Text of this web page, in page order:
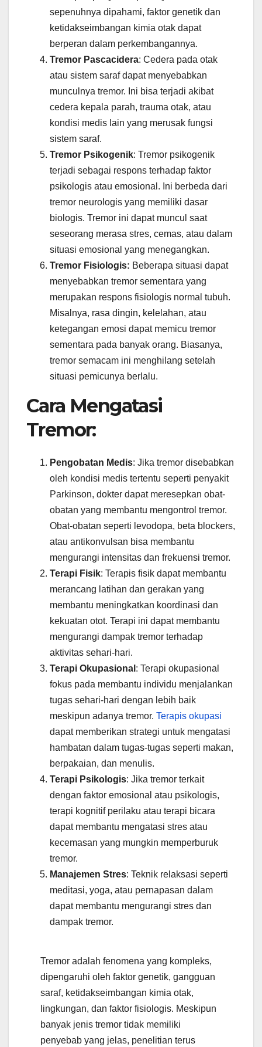
sepenuhnya dipahami, faktor genetik dan
ketidakseimbangan kimia otak dapat
berperan dalam perkembangannya.
Tremor Pascacidera: Cedera pada otak
atau sistem saraf dapat menyebabkan
munculnya tremor. Ini bisa terjadi akibat
cedera kepala parah, trauma otak, atau
kondisi medis lain yang merusak fungsi
sistem saraf.
Tremor Psikogenik: Tremor psikogenik
terjadi sebagai respons terhadap faktor
psikologis atau emosional. Ini berbeda dari
tremor neurologis yang memiliki dasar
biologis. Tremor ini dapat muncul saat
seseorang merasa stres, cemas, atau dalam
situasi emosional yang menegangkan.
Tremor Fisiologis: Beberapa situasi dapat
menyebabkan tremor sementara yang
merupakan respons fisiologis normal tubuh.
Misalnya, rasa dingin, kelelahan, atau
ketegangan emosi dapat memicu tremor
sementara pada banyak orang. Biasanya,
tremor semacam ini menghilang setelah
situasi pemicunya berlalu.
Cara Mengatasi
Tremor:
Pengobatan Medis: Jika tremor disebabkan
oleh kondisi medis tertentu seperti penyakit
Parkinson, dokter dapat meresepkan obat-
obatan yang membantu mengontrol tremor.
Obat-obatan seperti levodopa, beta blockers,
atau antikonvulsan bisa membantu
mengurangi intensitas dan frekuensi tremor.
Terapi Fisik: Terapis fisik dapat membantu
merancang latihan dan gerakan yang
membantu meningkatkan koordinasi dan
kekuatan otot. Terapi ini dapat membantu
mengurangi dampak tremor terhadap
aktivitas sehari-hari.
Terapi Okupasional : Terapi okupasional
fokus pada membantu individu menjalankan
tugas sehari-hari dengan lebih baik
meskipun adanya tremor. Terapis okupasi
dapat memberikan strategi untuk mengatasi
hambatan dalam tugas-tugas seperti makan,
berpakaian, dan menulis.
Terapi Psikologis: Jika tremor terkait
dengan faktor emosional atau psikologis,
terapi kognitif perilaku atau terapi bicara
dapat membantu mengatasi stres atau
kecemasan yang mungkin memperburuk
tremor.
Manajemen Stres: Teknik relaksasi seperti
meditasi, yoga, atau pernapasan dalam
dapat membantu mengurangi stres dan
dampak tremor.
Tremor adalah fenomena yang kompleks,
dipengaruhi oleh faktor genetik, gangguan
saraf, ketidakseimbangan kimia otak,
lingkungan, dan faktor fisiologis. Meskipun
banyak jenis tremor tidak memiliki
penyebab yang jelas, penelitian terus